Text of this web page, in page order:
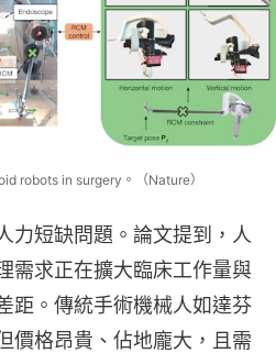
robots in surgery。（Nature）
力短缺問題。論文提到，人
需求正在擴大臨床工作量與
距。傳統手術機械人如達芬
價格昂貴、佔地龐大，且需